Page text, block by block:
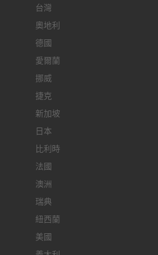
台灣
奧地利
德國
愛爾蘭
挪威
捷克
新加坡
日本
比利時
法國
澳洲
瑞典
紐西蘭
美國